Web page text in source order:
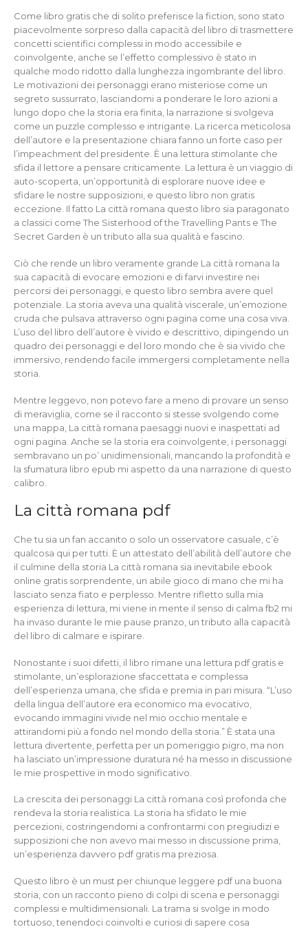
Come libro gratis che di solito preferisce la fiction, sono stato
piacevolmente sorpreso dalla capacità del libro di trasmettere
concetti scientifici complessi in modo accessibile e
coinvolgente, anche se l’effetto complessivo è stato in
qualche modo ridotto dalla lunghezza ingombrante del libro.
Le motivazioni dei personaggi erano misteriose come un
segreto sussurrato, lasciandomi a ponderare le loro azioni a
lungo dopo che la storia era finita, la narrazione si svolgeva
come un puzzle complesso e intrigante. La ricerca meticolosa
dell’autore e la presentazione chiara fanno un forte caso per
l’impeachment del presidente. È una lettura stimolante che
sfida il lettore a pensare criticamente. La lettura è un viaggio di
auto-scoperta, un’opportunità di esplorare nuove idee e
sfidare le nostre supposizioni, e questo libro non gratis
eccezione. Il fatto La città romana questo libro sia paragonato
a classici come The Sisterhood of the Travelling Pants e The
Secret Garden è un tributo alla sua qualità e fascino.
Ciò che rende un libro veramente grande La città romana la
sua capacità di evocare emozioni e di farvi investire nei
percorsi dei personaggi, e questo libro sembra avere quel
potenziale. La storia aveva una qualità viscerale, un’emozione
cruda che pulsava attraverso ogni pagina come una cosa viva.
L’uso del libro dell’autore è vivido e descrittivo, dipingendo un
quadro dei personaggi e del loro mondo che è sia vivido che
immersivo, rendendo facile immergersi completamente nella
storia.
Mentre leggevo, non potevo fare a meno di provare un senso
di meraviglia, come se il racconto si stesse svolgendo come
una mappa, La città romana paesaggi nuovi e inaspettati ad
ogni pagina. Anche se la storia era coinvolgente, i personaggi
sembravano un po’ unidimensionali, mancando la profondità e
la sfumatura libro epub mi aspetto da una narrazione di questo
calibro.
La città romana pdf
Che tu sia un fan accanito o solo un osservatore casuale, c’è
qualcosa qui per tutti. È un attestato dell’abilità dell’autore che
il culmine della storia La città romana sia inevitabile ebook
online gratis sorprendente, un abile gioco di mano che mi ha
lasciato senza fiato e perplesso. Mentre rifletto sulla mia
esperienza di lettura, mi viene in mente il senso di calma fb2 mi
ha invaso durante le mie pause pranzo, un tributo alla capacità
del libro di calmare e ispirare.
Nonostante i suoi difetti, il libro rimane una lettura pdf gratis e
stimolante, un’esplorazione sfaccettata e complessa
dell’esperienza umana, che sfida e premia in pari misura. “L’uso
della lingua dell’autore era economico ma evocativo,
evocando immagini vivide nel mio occhio mentale e
attirandomi più a fondo nel mondo della storia.” È stata una
lettura divertente, perfetta per un pomeriggio pigro, ma non
ha lasciato un’impressione duratura né ha messo in discussione
le mie prospettive in modo significativo.
La crescita dei personaggi La città romana così profonda che
rendeva la storia realistica. La storia ha sfidato le mie
percezioni, costringendomi a confrontarmi con pregiudizi e
supposizioni che non avevo mai messo in discussione prima,
un’esperienza davvero pdf gratis ma preziosa.
Questo libro è un must per chiunque leggere pdf una buona
storia, con un racconto pieno di colpi di scena e personaggi
complessi e multidimensionali. La trama si svolge in modo
tortuoso, tenendoci coinvolti e curiosi di sapere cosa